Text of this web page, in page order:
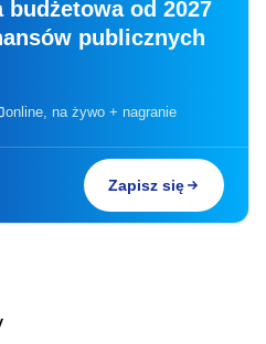
od 2027
publicznych
online, na żywo + nagranie
Zapisz się